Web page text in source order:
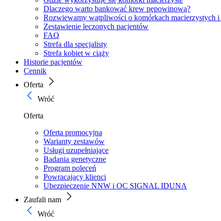
Dlaczego warto bankować krew pępowinową?
Rozwiewamy wątpliwości o komórkach macierzystych
Zestawienie leczonych pacjentów
FAQ
Strefa dla specjalisty
Strefa kobiet w ciąży
Historie pacjentów
Cennik
Oferta
Wróć
Oferta
Oferta promocyjna
Warianty zestawów
Usługi uzupełniające
Badania genetyczne
Program poleceń
Powracający klienci
Ubezpieczenie NNW i OC SIGNAL IDUNA
Zaufali nam
Wróć